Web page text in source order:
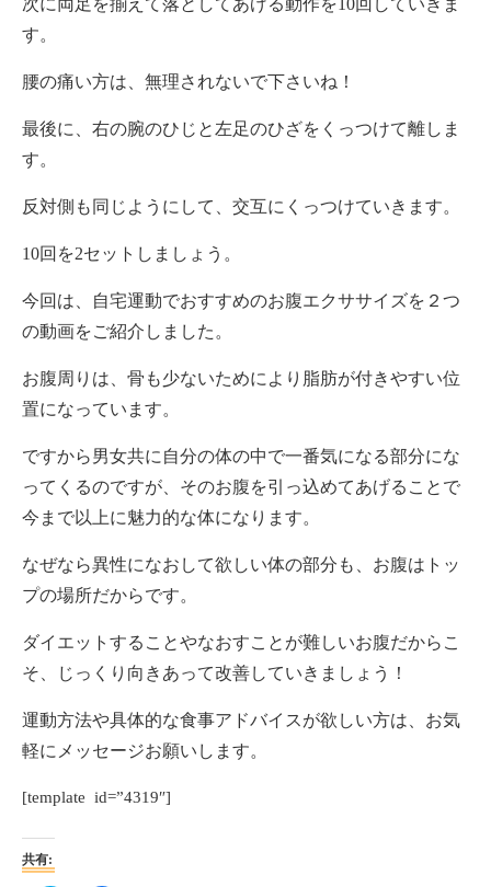
す。
腰の痛い方は、無理されないで下さいね！
最後に、右の腕のひじと左足のひざをくっつけて離しま
す。
反対側も同じようにして、交互にくっつけていきます。
10回を2セットしましょう。
今回は、自宅運動でおすすめのお腹エクササイズを２つ
の動画をご紹介しました。
お腹周りは、骨も少ないためにより脂肪が付きやすい位
置になっています。
ですから男女共に自分の体の中で一番気になる部分にな
ってくるのですが、そのお腹を引っ込めてあげることで
今まで以上に魅力的な体になります。
なぜなら異性になおして欲しい体の部分も、お腹はトッ
プの場所だからです。
ダイエットすることやなおすことが難しいお腹だからこ
そ、じっくり向きあって改善していきましょう！
運動方法や具体的な食事アドバイスが欲しい方は、お気
軽にメッセージお願いします。
[template id=”4319″]
共有: